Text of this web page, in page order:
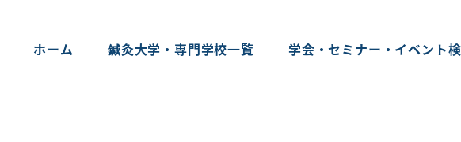
ホーム 鍼灸大学・専門学校一覧 学会・セミナー・イベント